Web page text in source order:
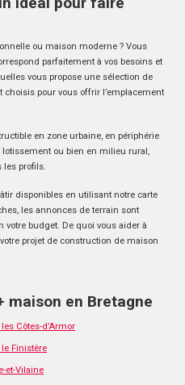
ou maison moderne ? Vous
parfaitement à vos besoins et
vous propose une sélection de
pour vous offrir l’emplacement
en zone urbaine, en périphérie
ou bien en milieu rural,
les profils.
disponibles en utilisant notre carte
les annonces de terrain sont
votre budget. De quoi vous aider à
projet de construction de maison
maison en Bretagne
Côtes-d’Armor
Finistère
et-Vilaine